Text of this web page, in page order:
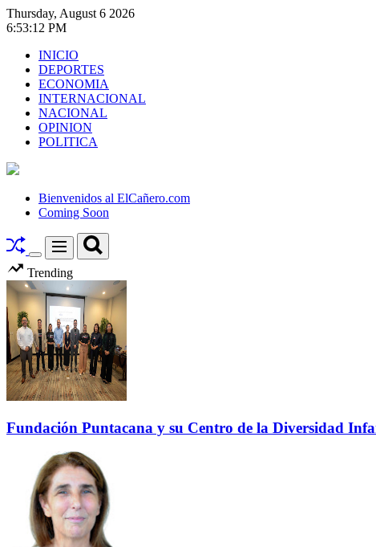
Skip
to
Thursday, August 6 2026
6:53:13 PM
INICIO
DEPORTES
ECONOMIA
INTERNACIONAL
NACIONAL
OPINION
POLITICA
El
Bienvenidos al ElCañero.com
Coming Soon
Switch
color
mode
Menu Search
Trending
Fundación Puntacana y su Centro de la Diversidad